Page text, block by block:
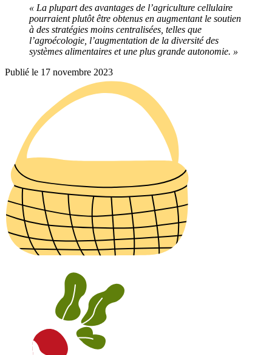
« La plupart des avantages de l’agriculture cellulaire
pourraient plutôt être obtenus en augmentant le soutien
à des stratégies moins centralisées, telles que
l’agroécologie, l’augmentation de la diversité des
systèmes alimentaires et une plus grande autonomie. »
Publié le 17 novembre 2023